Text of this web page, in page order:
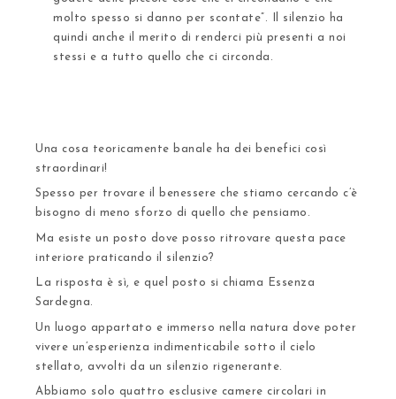
molto spesso si danno per scontate”. Il silenzio ha
quindi anche il merito di renderci più presenti a noi
stessi e a tutto quello che ci circonda.
Una cosa teoricamente banale ha dei benefici così
straordinari!
Spesso per trovare il benessere che stiamo cercando c’è
bisogno di meno sforzo di quello che pensiamo.
Ma esiste un posto dove posso ritrovare questa pace
interiore praticando il silenzio?
La risposta è sì, e quel posto si chiama
Essenza
Sardegna.
Un luogo appartato e immerso nella natura dove poter
vivere un’esperienza indimenticabile sotto il cielo
stellato, avvolti da un silenzio rigenerante.
Abbiamo solo quattro esclusive camere circolari in